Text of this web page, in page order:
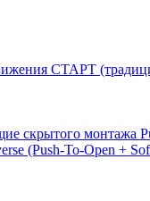
СТАРТ
скрытого монтажа
(Push-To-Open +